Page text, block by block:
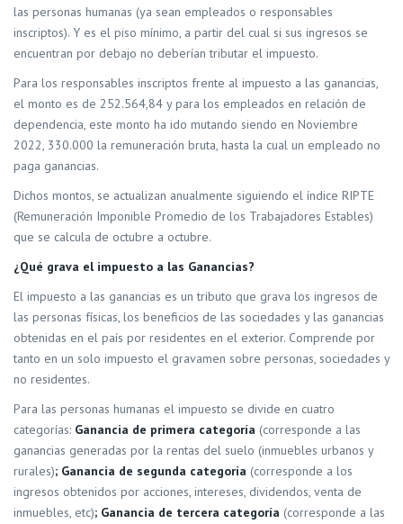
las personas humanas (ya sean empleados o responsables
inscriptos). Y es el piso mínimo, a partir del cual si sus ingresos se
encuentran por debajo no deberían tributar el impuesto.
Para los responsables inscriptos frente al impuesto a las ganancias,
el monto es de 252.564,84 y para los empleados en relación de
dependencia, este monto ha ido mutando siendo en Noviembre
2022, 330.000 la remuneración bruta, hasta la cual un empleado no
paga ganancias.
Dichos montos, se actualizan anualmente siguiendo el índice RIPTE
(Remuneración Imponible Promedio de los Trabajadores Estables)
que se calcula de octubre a octubre.
¿Qué grava el impuesto a las Ganancias?
El impuesto a las ganancias es un tributo que grava los ingresos de
las personas físicas, los beneficios de las sociedades y las ganancias
obtenidas en el país por residentes en el exterior. Comprende por
tanto en un solo impuesto el gravamen sobre personas, sociedades y
no residentes.
Para las personas humanas el impuesto se divide en cuatro
categorías: Ganancia de primera categoría (corresponde a las
ganancias generadas por la rentas del suelo (inmuebles urbanos y
rurales); Ganancia de segunda categoría (corresponde a los
ingresos obtenidos por acciones, intereses, dividendos, venta de
inmuebles, etc); Ganancia de tercera categoría (corresponde a las